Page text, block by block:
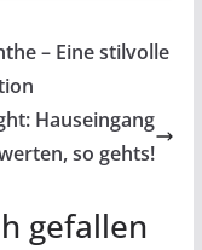
– Eine stilvolle
Hauseingang
so gehts!
gefallen